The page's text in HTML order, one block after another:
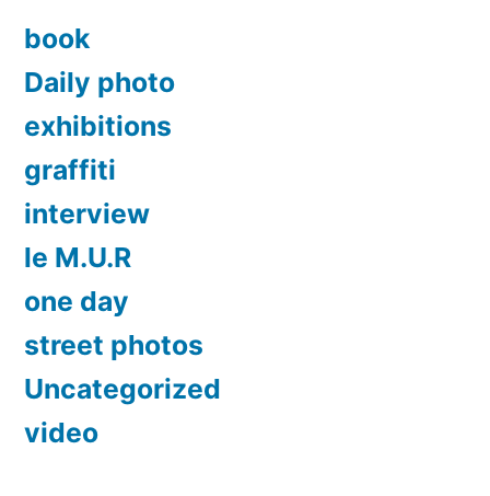
book
Daily photo
exhibitions
graffiti
interview
le M.U.R
one day
street photos
Uncategorized
video